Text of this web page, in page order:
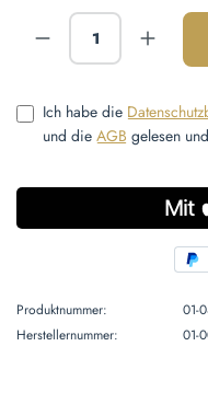
Produkt Anzahl:
Ich habe die
und die AGB gelesen
Produktnummer:
01-
Herstellernummer:
01-